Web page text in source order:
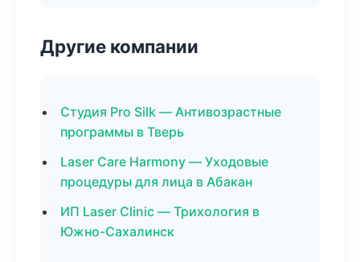
Другие компании
Студия Pro Silk — Антивозрастные
программы в Тверь
Laser Care Harmony — Уходовые
процедуры для лица в Абакан
ИП Laser Clinic — Трихология в
Южно-Сахалинск